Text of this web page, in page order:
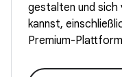
gestalten und sich
kannst,
Premium-